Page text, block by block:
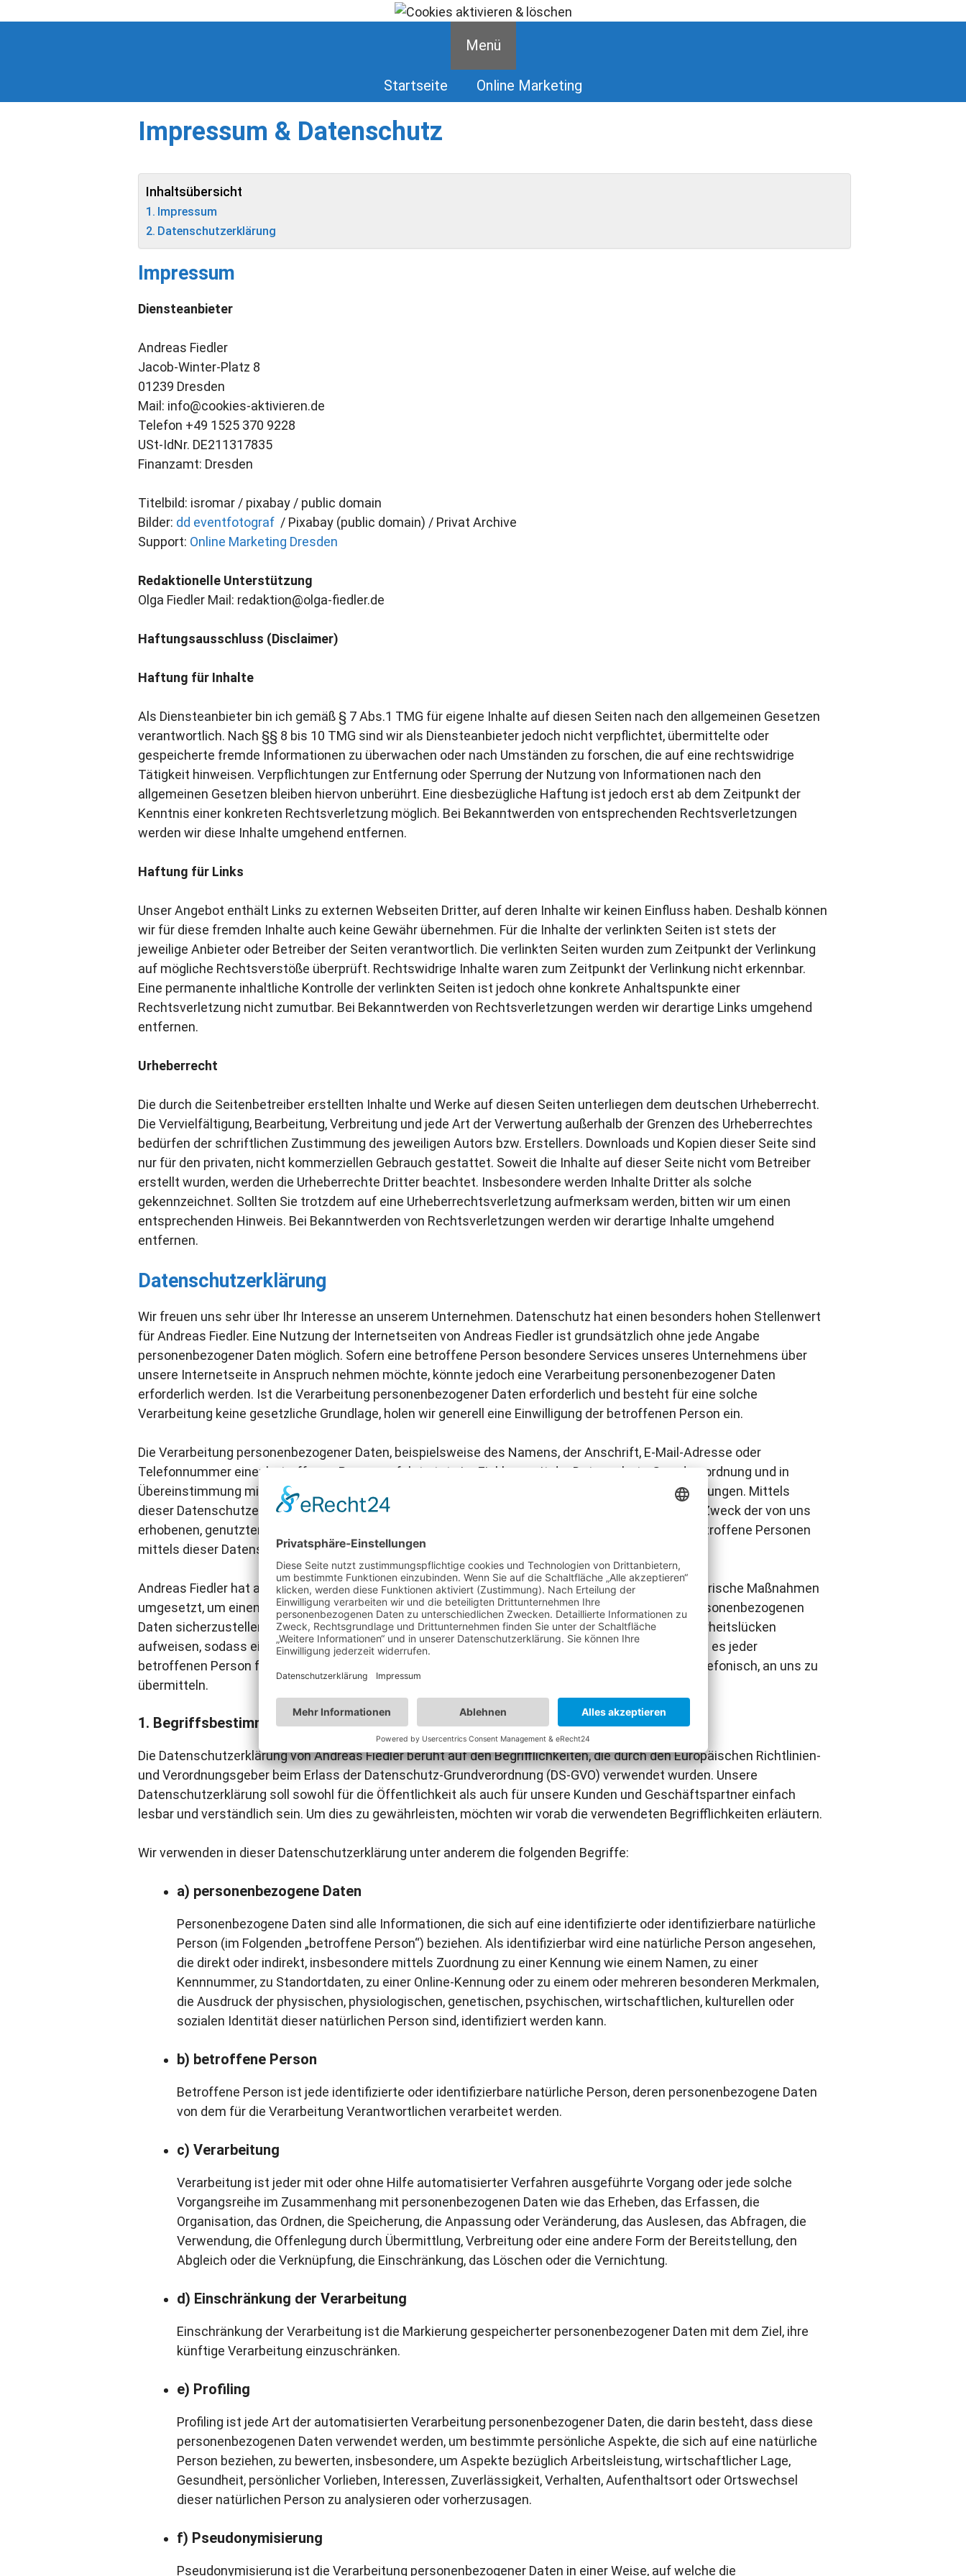
Menü
Startseite Online Marketing
Impressum & Datenschutz
Inhaltsübersicht
Impressum
Datenschutzerklärung
Impressum
Diensteanbieter
Andreas Fiedler
Jacob-Winter-Platz 8
01239 Dresden
Mail: info@cookies-aktivieren.de
Telefon +49 1525 370 9228
USt-IdNr. DE211317835
Finanzamt: Dresden
Titelbild: isromar / pixabay / public domain
Bilder: dd eventfotograf / Pixabay (public domain) / Privat Archive
Support: Online Marketing Dresden
Redaktionelle Unterstützung
Olga Fiedler Mail: redaktion@olga-fiedler.de
Haftungsausschluss (Disclaimer)
Haftung für Inhalte
Als Diensteanbieter bin ich gemäß § 7 Abs.1 TMG für eigene Inhalte auf diesen Seiten nach den allgemeinen Gesetzen
verantwortlich. Nach §§ 8 bis 10 TMG sind wir als Diensteanbieter jedoch nicht verpflichtet, übermittelte oder
gespeicherte fremde Informationen zu überwachen oder nach Umständen zu forschen, die auf eine rechtswidrige
Tätigkeit hinweisen. Verpflichtungen zur Entfernung oder Sperrung der Nutzung von Informationen nach den
allgemeinen Gesetzen bleiben hiervon unberührt. Eine diesbezügliche Haftung ist jedoch erst ab dem Zeitpunkt der
Kenntnis einer konkreten Rechtsverletzung möglich. Bei Bekanntwerden von entsprechenden Rechtsverletzungen
werden wir diese Inhalte umgehend entfernen.
Haftung für Links
Unser Angebot enthält Links zu externen Webseiten Dritter, auf deren Inhalte wir keinen Einfluss haben. Deshalb können
wir für diese fremden Inhalte auch keine Gewähr übernehmen. Für die Inhalte der verlinkten Seiten ist stets der
jeweilige Anbieter oder Betreiber der Seiten verantwortlich. Die verlinkten Seiten wurden zum Zeitpunkt der Verlinkung
auf mögliche Rechtsverstöße überprüft. Rechtswidrige Inhalte waren zum Zeitpunkt der Verlinkung nicht erkennbar.
Eine permanente inhaltliche Kontrolle der verlinkten Seiten ist jedoch ohne konkrete Anhaltspunkte einer
Rechtsverletzung nicht zumutbar. Bei Bekanntwerden von Rechtsverletzungen werden wir derartige Links umgehend
entfernen.
Urheberrecht
Die durch die Seitenbetreiber erstellten Inhalte und Werke auf diesen Seiten unterliegen dem deutschen Urheberrecht.
Die Vervielfältigung, Bearbeitung, Verbreitung und jede Art der Verwertung außerhalb der Grenzen des Urheberrechtes
bedürfen der schriftlichen Zustimmung des jeweiligen Autors bzw. Erstellers. Downloads und Kopien dieser Seite sind
nur für den privaten, nicht kommerziellen Gebrauch gestattet. Soweit die Inhalte auf dieser Seite nicht vom Betreiber
erstellt wurden, werden die Urheberrechte Dritter beachtet. Insbesondere werden Inhalte Dritter als solche
gekennzeichnet. Sollten Sie trotzdem auf eine Urheberrechtsverletzung aufmerksam werden, bitten wir um einen
entsprechenden Hinweis. Bei Bekanntwerden von Rechtsverletzungen werden wir derartige Inhalte umgehend
entfernen.
Datenschutzerklärung
Wir freuen uns sehr über Ihr Interesse an unserem Unternehmen. Datenschutz hat einen besonders hohen Stellenwert
für Andreas Fiedler. Eine Nutzung der Internetseiten von Andreas Fiedler ist grundsätzlich ohne jede Angabe
personenbezogener Daten möglich. Sofern eine betroffene Person besondere Services unseres Unternehmens über
unsere Internetseite in Anspruch nehmen möchte, könnte jedoch eine Verarbeitung personenbezogener Daten
erforderlich werden. Ist die Verarbeitung personenbezogener Daten erforderlich und besteht für eine solche
Verarbeitung keine gesetzliche Grundlage, holen wir generell eine Einwilligung der betroffenen Person ein.
Die Verarbeitung personenbezogener Daten, beispielsweise des Namens, der Anschrift, E-Mail-Adresse oder
Telefonnummer einer betroffenen Person, erfolgt stets im Einklang mit der Datenschutz-Grundverordnung und in
Übereinstimmung mit den für Andreas Fiedler geltenden landesspezifischen Datenschutzbestimmungen. Mittels
dieser Datenschutzerklärung möchte unser Unternehmen die Öffentlichkeit über Art, Umfang und Zweck der von uns
erhobenen, genutzten und verarbeiteten personenbezogenen Daten informieren. Ferner werden betroffene Personen
mittels dieser Datenschutzerklärung über die ihnen zustehenden Rechte aufgeklärt.
Andreas Fiedler hat als für die Verarbeitung Verantwortlicher zahlreiche technische und organisatorische Maßnahmen
umgesetzt, um einen möglichst lückenlosen Schutz der über diese Internetseite verarbeiteten personenbezogenen
Daten sicherzustellen. Dennoch können Internetbasierte Datenübertragungen grundsätzlich Sicherheitslücken
aufweisen, sodass ein absoluter Schutz nicht gewährleistet werden kann. Aus diesem Grund steht es jeder
betroffenen Person frei, personenbezogene Daten auch auf alternativen Wegen, beispielsweise telefonisch, an uns zu
übermitteln.
1. Begriffsbestimmungen
Die Datenschutzerklärung von Andreas Fiedler beruht auf den Begrifflichkeiten, die durch den Europäischen Richtlinien-
und Verordnungsgeber beim Erlass der Datenschutz-Grundverordnung (DS-GVO) verwendet wurden. Unsere
Datenschutzerklärung soll sowohl für die Öffentlichkeit als auch für unsere Kunden und Geschäftspartner einfach
lesbar und verständlich sein. Um dies zu gewährleisten, möchten wir vorab die verwendeten Begrifflichkeiten erläutern.
Wir verwenden in dieser Datenschutzerklärung unter anderem die folgenden Begriffe:
a) personenbezogene Daten
Personenbezogene Daten sind alle Informationen, die sich auf eine identifizierte oder identifizierbare natürliche
Person (im Folgenden „betroffene Person“) beziehen. Als identifizierbar wird eine natürliche Person angesehen,
die direkt oder indirekt, insbesondere mittels Zuordnung zu einer Kennung wie einem Namen, zu einer
Kennnummer, zu Standortdaten, zu einer Online-Kennung oder zu einem oder mehreren besonderen Merkmalen,
die Ausdruck der physischen, physiologischen, genetischen, psychischen, wirtschaftlichen, kulturellen oder
sozialen Identität dieser natürlichen Person sind, identifiziert werden kann.
b) betroffene Person
Betroffene Person ist jede identifizierte oder identifizierbare natürliche Person, deren personenbezogene Daten
von dem für die Verarbeitung Verantwortlichen verarbeitet werden.
c) Verarbeitung
Verarbeitung ist jeder mit oder ohne Hilfe automatisierter Verfahren ausgeführte Vorgang oder jede solche
Vorgangsreihe im Zusammenhang mit personenbezogenen Daten wie das Erheben, das Erfassen, die
Organisation, das Ordnen, die Speicherung, die Anpassung oder Veränderung, das Auslesen, das Abfragen, die
Verwendung, die Offenlegung durch Übermittlung, Verbreitung oder eine andere Form der Bereitstellung, den
Abgleich oder die Verknüpfung, die Einschränkung, das Löschen oder die Vernichtung.
d) Einschränkung der Verarbeitung
Einschränkung der Verarbeitung ist die Markierung gespeicherter personenbezogener Daten mit dem Ziel, ihre
künftige Verarbeitung einzuschränken.
e) Profiling
Profiling ist jede Art der automatisierten Verarbeitung personenbezogener Daten, die darin besteht, dass diese
personenbezogenen Daten verwendet werden, um bestimmte persönliche Aspekte, die sich auf eine natürliche
Person beziehen, zu bewerten, insbesondere, um Aspekte bezüglich Arbeitsleistung, wirtschaftlicher Lage,
Gesundheit, persönlicher Vorlieben, Interessen, Zuverlässigkeit, Verhalten, Aufenthaltsort oder Ortswechsel
dieser natürlichen Person zu analysieren oder vorherzusagen.
f) Pseudonymisierung
Pseudonymisierung ist die Verarbeitung personenbezogener Daten in einer Weise, auf welche die